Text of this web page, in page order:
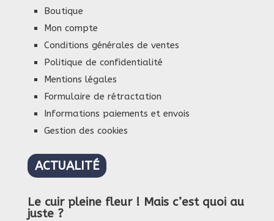
Boutique
Mon compte
Conditions générales de ventes
Politique de confidentialité
Mentions légales
Formulaire de rétractation
Informations paiements et envois
Gestion des cookies
ACTUALITÉ
Le cuir pleine fleur ! Mais c’est quoi au
juste ?